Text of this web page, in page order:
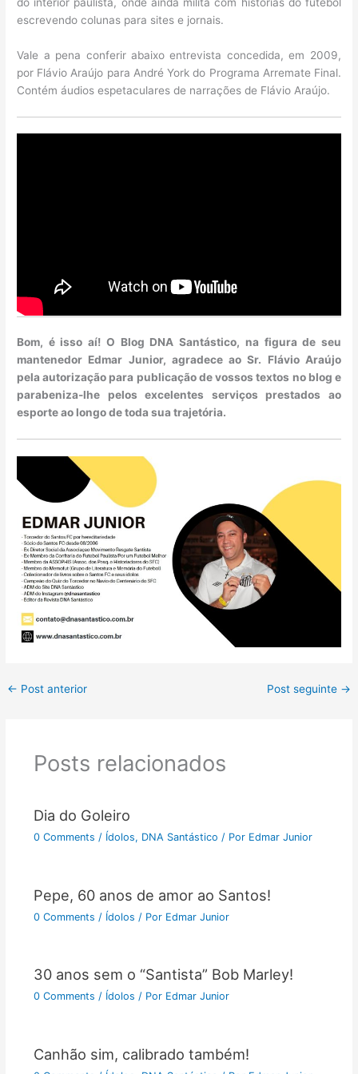
escrevendo colunas para sites e jornais.
Vale a pena conferir abaixo entrevista concedida, em 2009,
por Flávio Araújo para André York do Programa Arremate Final.
Contém áudios espetaculares de narrações de Flávio Araújo.
Bom, é isso aí! O Blog DNA Santástico, na figura de seu
mantenedor Edmar Junior, agradece ao Sr. Flávio Araújo
pela autorização para publicação de vossos textos no blog e
parabeniza-lhe pelos excelentes serviços prestados ao
esporte ao longo de toda sua trajetória.
← Post anterior Post seguinte →
Posts relacionados
Dia do Goleiro
0 Comments / Ídolos, DNA Santástico / Por Edmar Junior
Pepe, 60 anos de amor ao Santos!
0 Comments / Ídolos / Por Edmar Junior
30 anos sem o “Santista” Bob Marley!
0 Comments / Ídolos / Por Edmar Junior
Canhão sim, calibrado também!